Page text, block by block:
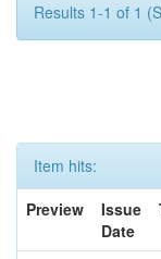
Results 1-1 of 1
Item hits:
Preview
Issue
Date